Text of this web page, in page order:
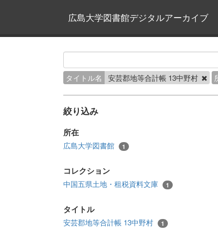
広島大学図書館デジタルアーカイブ
タイトル名 安芸郡地等合計帳 13中野村
絞り込み
所在
広島大学図書館 1
コレクション
中国五県土地・租税資料文庫 1
タイトル
安芸郡地等合計帳 13中野村 1